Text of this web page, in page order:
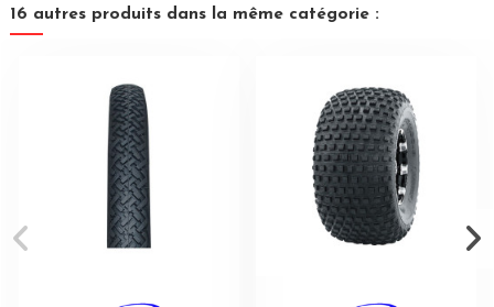
16 autres produits dans la même catégorie :